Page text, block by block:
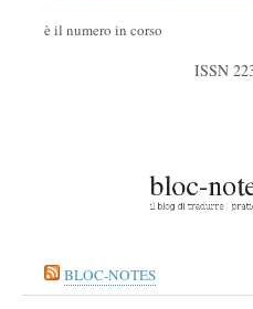
è il numero in corso
ISSN
BLOC-NOTES